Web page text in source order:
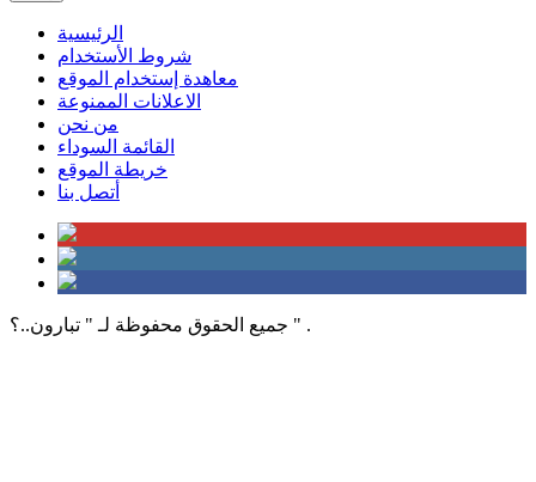
الرئيسية
شروط الأستخدام
معاهدة إستخدام الموقع
الاعلانات الممنوعة
من نحن
القائمة السوداء
خريطة الموقع
أتصل بنا
جميع الحقوق محفوظة لـ " تبارون..؟ " .